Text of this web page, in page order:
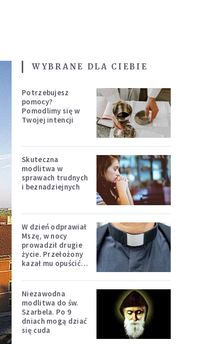
WYBRANE DLA CIEBIE
Potrzebujesz
pomocy?
Pomodlimy się w
Twojej intencji
Skuteczna
modlitwa w
sprawach trudnych
i beznadziejnych
W dzień odprawiał
Mszę, w nocy
prowadził drugie
życie. Przełożony
kazał mu opuścić
Niezawodna
modlitwa do św.
Szarbela. Po 9
dniach mogą dziać
się cuda